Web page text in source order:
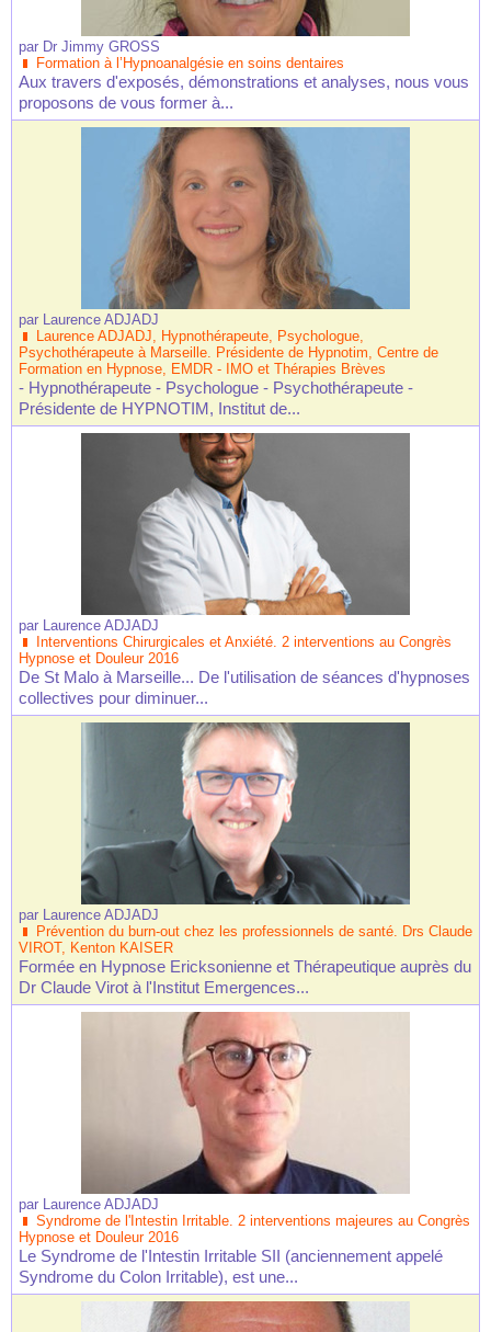
par Dr Jimmy GROSS
Formation à l’Hypnoanalgésie en soins dentaires
Aux travers d'exposés, démonstrations et analyses, nous vous
proposons de vous former à...
par Laurence ADJADJ
Laurence ADJADJ, Hypnothérapeute, Psychologue,
Psychothérapeute à Marseille. Présidente de Hypnotim, Centre de
Formation en Hypnose, EMDR - IMO et Thérapies Brèves
- Hypnothérapeute - Psychologue - Psychothérapeute -
Présidente de HYPNOTIM, Institut de...
par Laurence ADJADJ
Interventions Chirurgicales et Anxiété. 2 interventions au Congrès
Hypnose et Douleur 2016
De St Malo à Marseille... De l'utilisation de séances d'hypnoses
collectives pour diminuer...
par Laurence ADJADJ
Prévention du burn-out chez les professionnels de santé. Drs Claude
VIROT, Kenton KAISER
Formée en Hypnose Ericksonienne et Thérapeutique auprès du
Dr Claude Virot à l'Institut Emergences...
par Laurence ADJADJ
Syndrome de l'Intestin Irritable. 2 interventions majeures au Congrès
Hypnose et Douleur 2016
Le Syndrome de l'Intestin Irritable SII (anciennement appelé
Syndrome du Colon Irritable), est une...